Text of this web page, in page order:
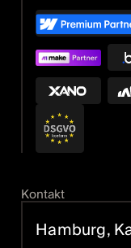
Kontakt
Hamburg,